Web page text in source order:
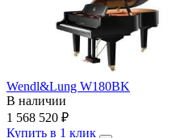
Wendl&Lung W180BK
В наличии
1 568 520 ₽
Купить в 1 клик